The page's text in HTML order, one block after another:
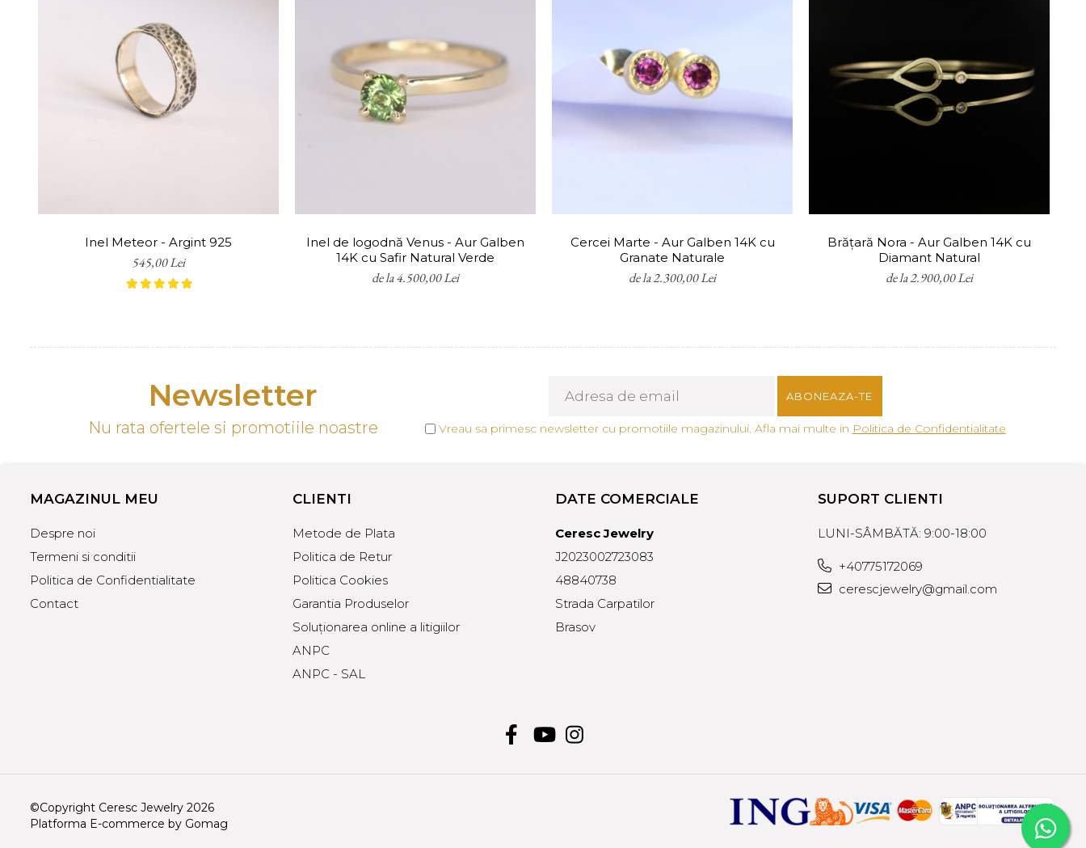
întâlnire de consiliere în atelierul nostru sau online, în funcție de preferințele dumneavoastră. Termenul mediu de
livrare este de 3 săptămâni, dar, în funcție de complexitatea personalizării și de disponibilitatea materialelor, acesta
poate fi extins, fără a depăși 30 de zile lucrătoare.
Garanție și Servicii Suplimentare
Pentru a menține colierul în stare perfectă, oferim o garanție extinsă de 3 ani, care include servicii gratuite de
întreținere, curățare, lustruire și rodinare. În cazul pierderii accidentale a unei pietre, oferim servicii de remontare
de ajustare pentru a ne asigura că bijuteria creată se potrivește perfect.
Inel Meteor - Argint 925
545,00 Lei
Inel de logodnă Venus - Aur Galben
14K cu Safir Natural Verde
de la 4.500,00 Lei
Cercei Marte - Aur Galben 14K cu
Granate Naturale
de la 2.300,00 Lei
Brățară Nora - Aur Galben 14K cu
Diamant Natural
de la 2.900,00 Lei
Newsletter
Nu rata ofertele si promotiile noastre Vreau sa primesc newsletter cu promotiile magazinului. Afla mai multe in Politica de Confidentialitate
MAGAZINUL MEU
Despre noi
Termeni si conditii
Politica de Confidentialitate
Contact
CLIENTI
Metode de Plata
Politica de Retur
Politica Cookies
Garantia Produselor
Soluționarea online a litigiilor
ANPC
ANPC - SAL
DATE COMERCIALE
Ceresc Jewelry
J2023002723083
48840738
Strada Carpatilor
Brasov
SUPORT CLIENTI
LUNI-SÂMBĂTĂ: 9:00-18:00
+40775172069
cerescjewelry@gmail.com
©Copyright Ceresc Jewelry 2026
Platforma E-commerce by Gomag